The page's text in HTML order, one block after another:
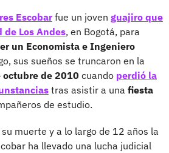
Escobar fue un joven guajiro que
de Los Andes, en Bogotá, para
un Economista e Ingeniero
sus sueños se truncaron en la
octubre de 2010 cuando perdió la
tras asistir a una fiesta
de estudio.
muerte y a lo largo de 12 años la
ha llevado una lucha judicial